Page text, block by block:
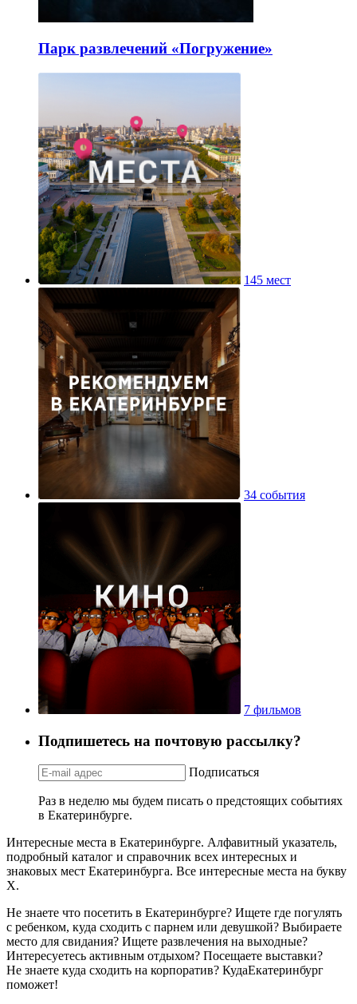
Парк развлечений «Погружение»
145 мест
34 события
7 фильмов
Подпишетесь на почтовую рассылку?
Подписаться
Раз в неделю мы будем писать о предстоящих событиях
в Екатеринбурге.
Интересные места в Екатеринбурге. Алфавитный указатель,
подробный каталог и справочник всех интересных и
знаковых мест Екатеринбурга. Все интересные места на букву
Х.
Не знаете что посетить в Екатеринбурге? Ищете где погулять
с ребенком, куда сходить с парнем или девушкой? Выбираете
место для свидания? Ищете развлечения на выходные?
Интересуетесь активным отдыхом? Посещаете выставки?
Не знаете куда сходить на корпоратив? КудаЕкатеринбург
поможет!